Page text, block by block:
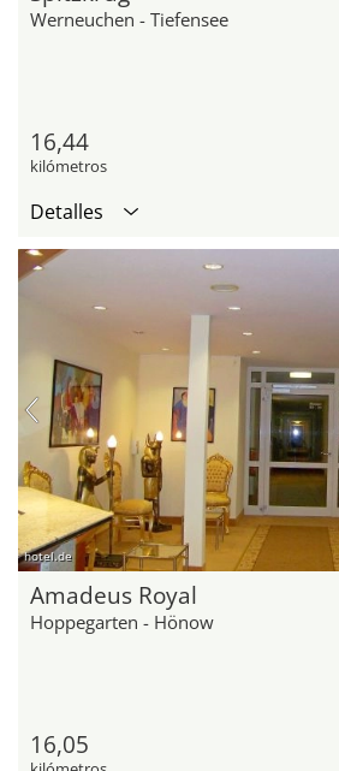
Werneuchen - Tiefensee
16,44
kilómetros
Detalles
hotel.de
Amadeus Royal
Hoppegarten - Hönow
16,05